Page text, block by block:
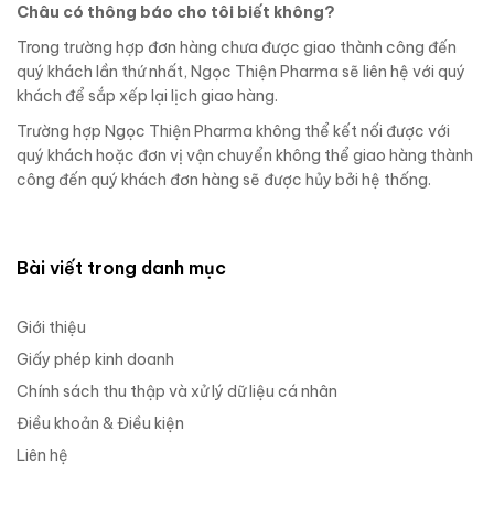
Châu có thông báo cho tôi biết không?
Trong trường hợp đơn hàng chưa được giao thành công đến
quý khách lần thứ nhất, Ngọc Thiện Pharma sẽ liên hệ với quý
khách để sắp xếp lại lịch giao hàng.
Trường hợp Ngọc Thiện Pharma không thể kết nối được với
quý khách hoặc đơn vị vận chuyển không thể giao hàng thành
công đến quý khách đơn hàng sẽ được hủy bởi hệ thống.
Bài viết trong danh mục
Giới thiệu
Giấy phép kinh doanh
Chính sách thu thập và xử lý dữ liệu cá nhân
Điều khoản & Điều kiện
Liên hệ